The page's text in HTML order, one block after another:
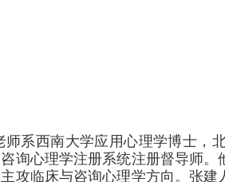
系西南大学应用心理学博士，
询心理学注册系统注册督导师
攻临床与咨询心理学方向。张